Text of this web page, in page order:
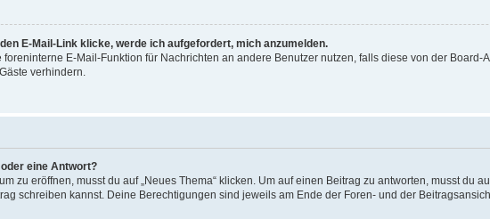
E-Mail-Link klicke, werde ich aufgefordert, mich anzumelden.
E-Mail-Funktion für Nachrichten an andere Benutzer nutzen, falls diese von der
verhindern.
eine Antwort?
zu eröffnen, musst du auf „Neues Thema“ klicken. Um auf einen Beitrag zu antworten, musst du
schreiben kannst. Deine Berechtigungen sind jeweils am Ende der Foren- und der